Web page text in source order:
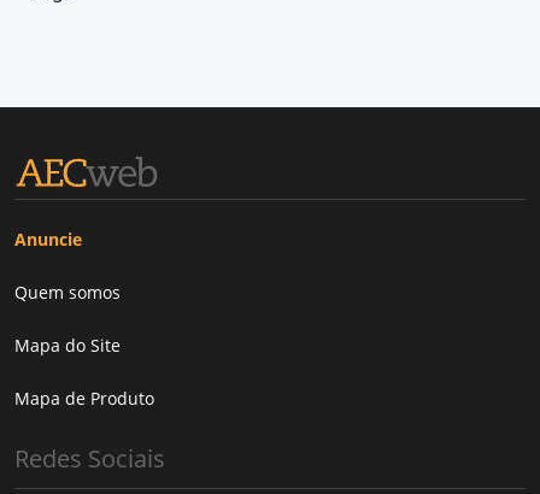
Anuncie
Quem somos
Mapa do Site
Mapa de Produto
Redes Sociais